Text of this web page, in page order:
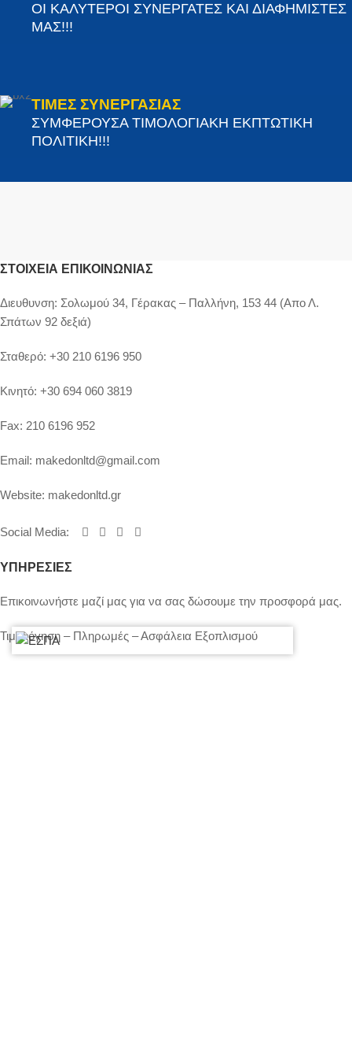
ΟΙ ΚΑΛΥΤΕΡΟΙ ΣΥΝΕΡΓΑΤΕΣ ΚΑΙ ΔΙΑΦΗΜΙΣΤΕΣ
ΜΑΣ!!!
ΤΙΜΕΣ ΣΥΝΕΡΓΑΣΙΑΣ
ΣΥΜΦΕΡΟΥΣΑ ΤΙΜΟΛΟΓΙΑΚΗ ΕΚΠΤΩΤΙΚΗ
ΠΟΛΙΤΙΚΗ!!!
ΣΤΟΙΧΕΊΑ ΕΠΙΚΟΙΝΩΝΊΑΣ
Διευθυνση: Σολωμού 34, Γέρακας – Παλλήνη, 153 44 (Απο Λ.
Σπάτων 92 δεξιά)
Σταθερό: +30 210 6196 950
Κινητό: +30 694 060 3819
Fax: 210 6196 952
Email: makedonltd@gmail.com
Website: makedonltd.gr
Social Media:
ΥΠΗΡΕΣΙΕΣ
Επικοινωνήστε μαζί μας για να σας δώσουμε την προσφορά μας.
Τιμολόγηση – Πληρωμές – Ασφάλεια Εξοπλισμού